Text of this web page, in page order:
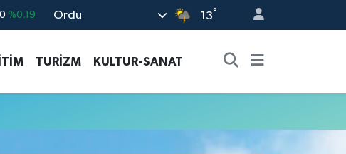
%0.19
%0.19
%0
Ordu 13°
TURİZM KULTUR-SANAT